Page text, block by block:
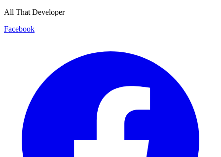
All That Developer
Facebook